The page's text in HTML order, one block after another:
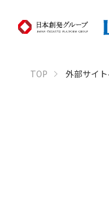
TOP 外部サイ